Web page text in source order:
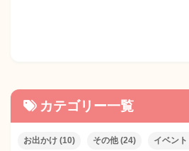
カテゴリー一覧
お出かけ (10) その他(24) イベント